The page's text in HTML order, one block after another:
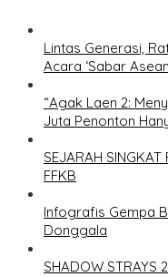
Lintas Generasi,
Acara ‘Sabar
“Agak Laen 2:
Juta Penonton
SEJARAH SINGKAT
FFKB
Infografis Gempa
Donggala
SHADOW STRAYS